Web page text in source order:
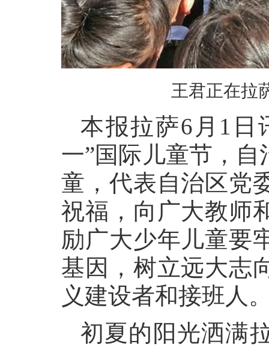
王君正在拉
本报拉萨6月1日
一”国际儿童节，
童，代表自治区党
祝福，向广大教师
励广大少年儿童要
基因，树立远大志
义建设者和接班人
初夏的阳光洒满